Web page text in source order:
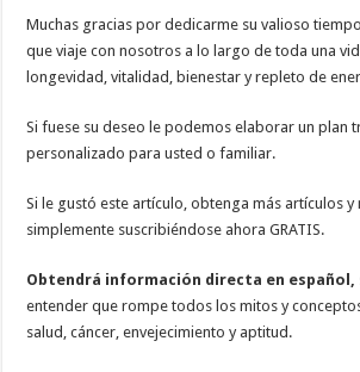
Muchas gracias por dedicarme su valioso
que viaje con nosotros a lo largo de toda una
longevidad, vitalidad, bienestar y repleto de
Si fuese su deseo le podemos elaborar un plan
personalizado para usted o familiar.
Si le gustó este artículo, obtenga más artículos y
simplemente suscribiéndose ahora GRATIS.
Obtendrá información directa en español,
entender que rompe todos los mitos y
salud, cáncer, envejecimiento y aptitud.